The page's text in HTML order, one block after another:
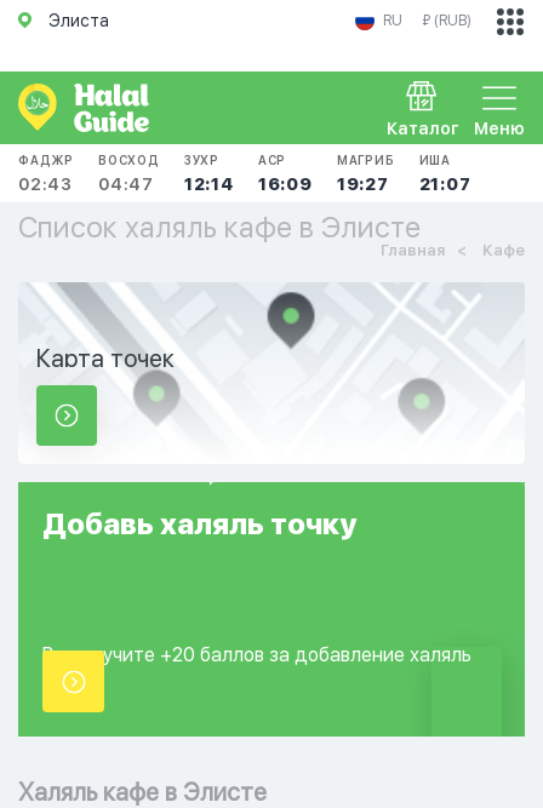
Элиста RU ₽ (RUB)
Меню
Каталог
ФАДЖР
02:43
ВОСХОД
04:47
ЗУХР
12:14
АСР
16:09
МАГРИБ
19:27
ИША
21:07
Список халяль кафе в Элисте
Главная Кафе
Карта точек
Добавь халяль точку
Вы получите +20 баллов за добавление халяль
точки.
Халяль кафе в Элисте